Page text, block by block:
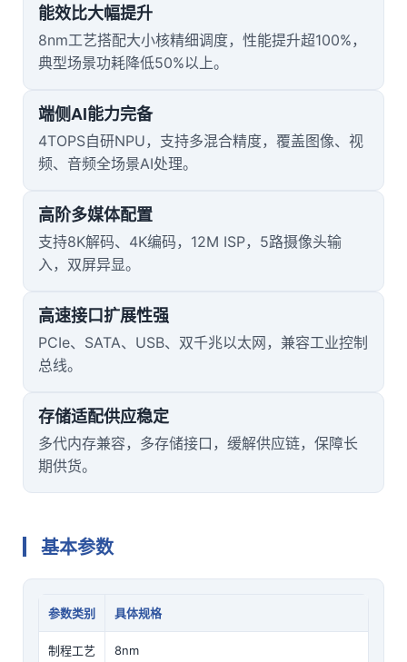
能效比大幅提升
8nm工艺搭配大小核精细调度，性能提升超100%，
典型场景功耗降低50%以上。
端侧AI能力完备
4TOPS自研NPU，支持多混合精度，覆盖图像、视
频、音频全场景AI处理。
高阶多媒体配置
支持8K解码、 4K编码，12M ISP，5路摄像头输
入，双屏异显。
高速接口扩展性强
PCIe、SATA、USB、双千兆以太网，兼容工业控制
总线。
存储适配供应稳定
多代内存兼容，多存储接口，缓解供应链，保障长
期供货。
基本参数
参数类别 具体规格
制程工艺 8nm